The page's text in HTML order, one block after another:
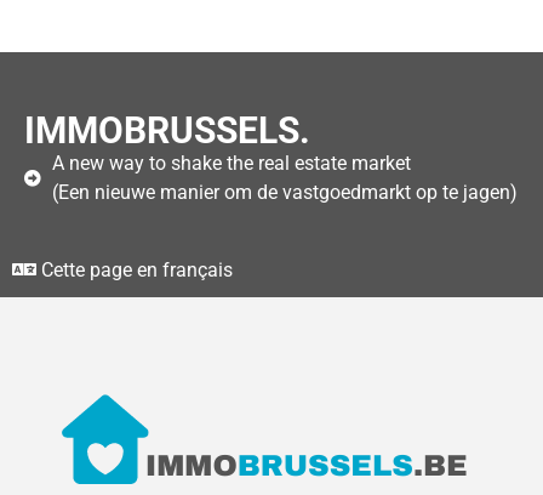
IMMOBRUSSELS.
A new way to shake the real estate market
(Een nieuwe manier om de vastgoedmarkt op te jagen)
Cette page en français